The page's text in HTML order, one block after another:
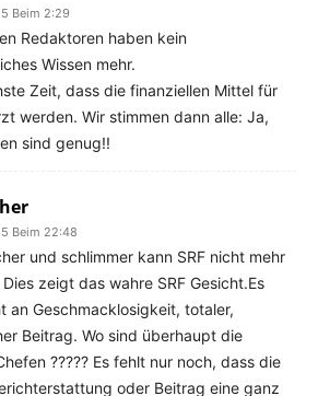
Beim 2:29
Redaktoren haben kein
Wissen mehr.
Zeit, dass die finanziellen Mittel für
werden. Wir stimmen dann alle: Ja,
sind genug!!
Beim 22:48
und schlimmer kann SRF nicht mehr
zeigt das wahre SRF Gesicht.Es
an Geschmacklosigkeit, totaler,
Beitrag. Wo sind überhaupt die
????? Es fehlt nur noch, dass die
oder Beitrag eine ganz